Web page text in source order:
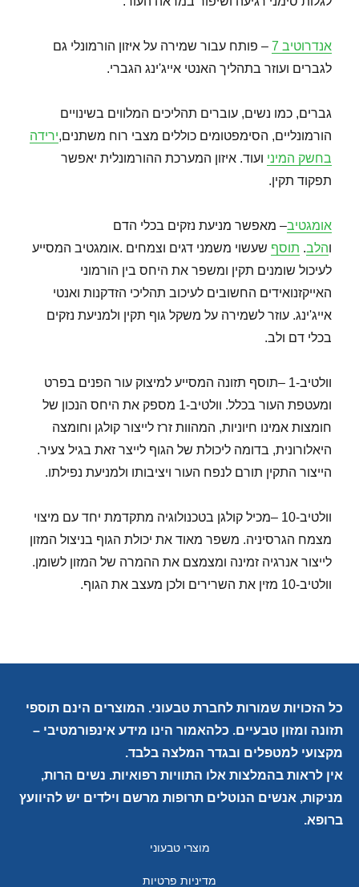
אנדרוטיב 7
– פותח עבור שמירה על איזון הורמונלי גם
לגברים ועוזר בתהליך האנטי אייג'ינג הגברי.
גברים, כמו נשים, עוברים תהליכים המלווים בשינויים
הורמונליים, הסימפטומים כוללים מצבי רוח משתנים,ירידה
בחשק המיני ועוד. איזון המערכת ההורמונלית יאפשר
תפקוד תקין.
אומגטיב– מאפשר מניעת נזקים בכלי הדם
והלב. תוסף שעשוי משמני דגים וצמחים .אומגטיב המסייע
לעיכול שומנים תקין ומשפר את היחס בין הורמוני
האייקזנואידים החשובים לעיכוב תהליכי הזדקנות ואנטי
אייג'ינג. עוזר לשמירה על משקל גוף תקין ולמניעת נזקים
בכלי דם ולב.
וולטיב-1 –תוסף תזונה המסייע למיצוק עור הפנים בפרט
ומעטפת העור בכלל. וולטיב-1 מספק את היחס הנכון של
חומצות אמינו חיוניות, המהוות זרז לייצור קולגן וחומצה
היאלורונית, בדומה ליכולת של הגוף לייצר זאת בגיל צעיר.
הייצור התקין תורם לנפח העור ויציבותו ולמניעת נפילתו.
וולטיב-10 –מכיל קולגן בטכנולוגיה מתקדמת יחד עם מיצוי
מצמח הגרסיניה. משפר מאוד את יכולת הגוף בניצול המזון
לייצור אנרגיה זמינה ומצמצם את ההמרה של המזון לשומן.
וולטיב-10 מזין את השרירים ולכן מעצב את הגוף.
כל הזכויות שמורות לחברת טבעוני. המוצרים הינם תוספי
תזונה ומזון טבעיים. כלהאמור הינו מידע אינפורמטיבי –
מקצועי למטפלים ובגדר המלצה בלבד.
אין לראות בהמלצות אלו התוויות רפואיות. נשים הרות,
מניקות, אנשים הנוטלים תרופות מרשם וילדים יש להיוועץ
ברופא.
מוצרי טבעוני
מדיניות פרטיות